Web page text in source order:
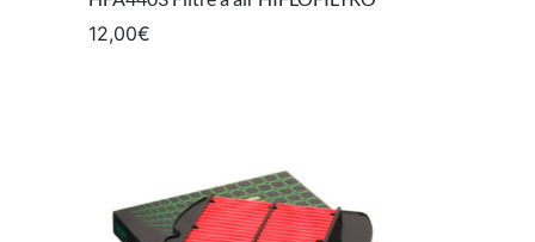
12,00€